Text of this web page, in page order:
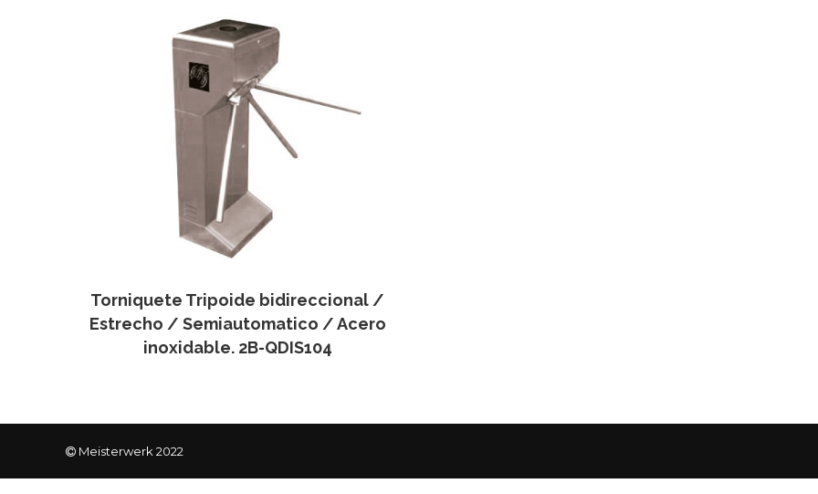
Torniquete Tripoide bidireccional /
Estrecho / Semiautomatico / Acero
inoxidable. 2B-QDIS104
Meisterwerk 2022